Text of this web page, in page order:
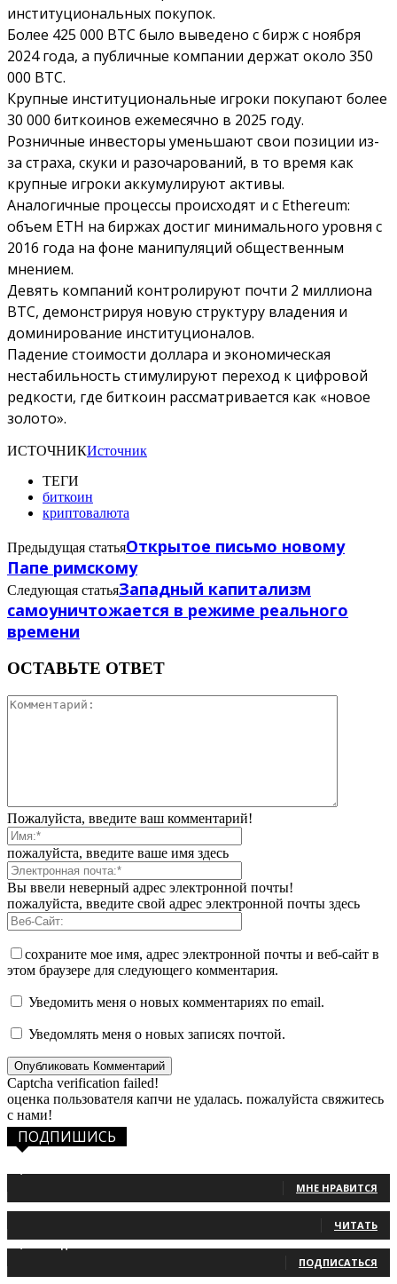
институциональных покупок.
Более 425 000 BTC было выведено с бирж с ноября
2024 года, а публичные компании держат около 350
000 BTC.
Крупные институциональные игроки покупают более
30 000 биткоинов ежемесячно в 2025 году.
Розничные инвесторы уменьшают свои позиции из-
за страха, скуки и разочарований, в то время как
крупные игроки аккумулируют активы.
Аналогичные процессы происходят и с Ethereum:
объем ETH на биржах достиг минимального уровня с
2016 года на фоне манипуляций общественным
мнением.
Девять компаний контролируют почти 2 миллиона
BTC, демонстрируя новую структуру владения и
доминирование институционалов.
Падение стоимости доллара и экономическая
нестабильность стимулируют переход к цифровой
редкости, где биткоин рассматривается как «новое
золото».
ИСТОЧНИКИсточник
ТЕГИ
биткоин
криптовалюта
Предыдущая статьяОткрытое письмо новому
Папе римскому
Следующая статьяЗападный капитализм
самоуничтожается в режиме реального
времени
ОСТАВЬТЕ ОТВЕТ
Пожалуйста, введите ваш комментарий!
пожалуйста, введите ваше имя здесь
Вы ввели неверный адрес электронной почты!
пожалуйста, введите свой адрес электронной почты здесь
сохраните мое имя, адрес электронной почты и веб-сайт в
этом браузере для следующего комментария.
Уведомить меня о новых комментариях по email.
Уведомлять меня о новых записях почтой.
Captcha verification failed!
оценка пользователя капчи не удалась. пожалуйста свяжитесь
с нами!
ПОДПИШИСЬ
МНЕ НРАВИТСЯ
ЧИТАТЬ
ПОДПИСАТЬСЯ